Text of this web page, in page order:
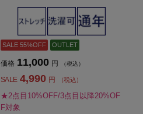
SALE 55%OFF OUTLET
価格 11,000 円 （税込）
SALE 4,990 円 （税込）
★2点目10%OFF/3点目以降20%OF
F対象